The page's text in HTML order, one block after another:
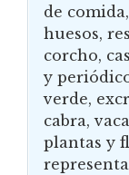
de
huesos,
corcho,
y
verde,
cabra,
plantas y